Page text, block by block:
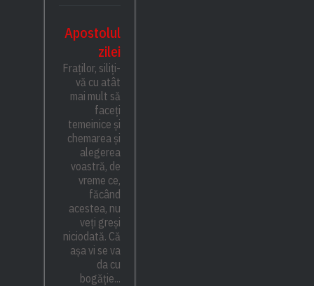
Apostolul
zilei
Fraților, siliți-
vă cu atât
mai mult să
faceți
temeinice și
chemarea și
alegerea
voastră, de
vreme ce,
făcând
acestea, nu
veți greși
niciodată. Că
așa vi se va
da cu
bogăție...